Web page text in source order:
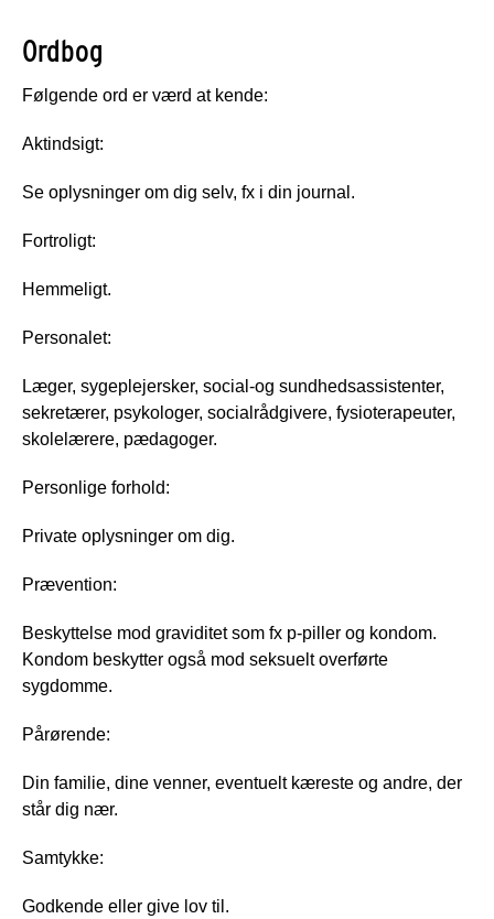
Ordbog
Følgende ord er værd at kende:
Aktindsigt:
Se oplysninger om dig selv, fx i din journal.
Fortroligt:
Hemmeligt.
Personalet:
Læger, sygeplejersker, social-og sundhedsassistenter,
sekretærer, psykologer, socialrådgivere, fysioterapeuter,
skolelærere, pædagoger.
Personlige forhold:
Private oplysninger om dig.
Prævention:
Beskyttelse mod graviditet som fx p-piller og kondom.
Kondom beskytter også mod seksuelt overførte
sygdomme.
Pårørende:
Din familie, dine venner, eventuelt kæreste og andre, der
står dig nær.
Samtykke:
Godkende eller give lov til.